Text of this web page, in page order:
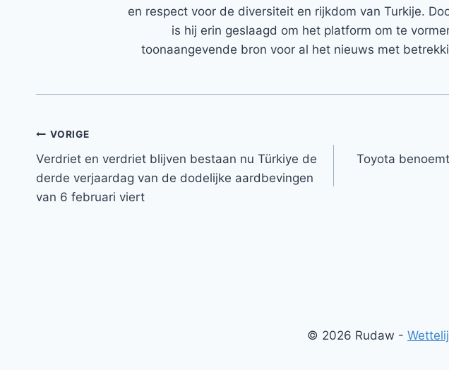
en respect voor de diversiteit en rijkdom van Turkije.
is hij erin geslaagd om het platform om te
toonaangevende bron voor al het nieuws met
Bericht
navigatie
VORIGE
Verdriet en verdriet blijven bestaan ​​nu Türkiye de
derde verjaardag van de dodelijke aardbevingen
van 6 februari viert
Toyota
© 2026 Rudaw -